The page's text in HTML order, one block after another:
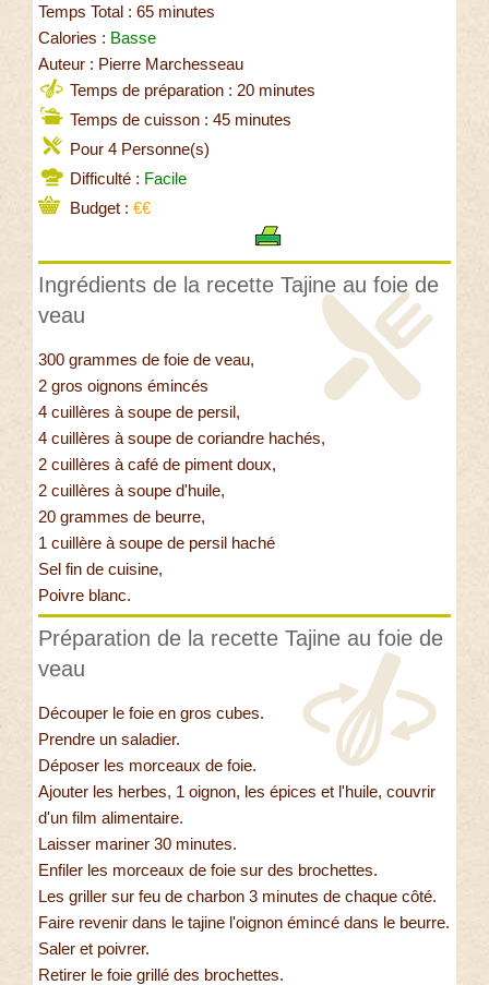
Temps Total : 65 minutes
Calories : Basse
Auteur : Pierre Marchesseau
Temps de préparation : 20 minutes
Temps de cuisson : 45 minutes
Pour 4 Personne(s)
Difficulté : Facile
Budget : €€
Ingrédients de la recette Tajine au foie de
veau
300 grammes de foie de veau,
2 gros oignons émincés
4 cuillères à soupe de persil,
4 cuillères à soupe de coriandre hachés,
2 cuillères à café de piment doux,
2 cuillères à soupe d'huile,
20 grammes de beurre,
1 cuillère à soupe de persil haché
Sel fin de cuisine,
Poivre blanc.
Préparation de la recette Tajine au foie de
veau
Découper le foie en gros cubes.
Prendre un saladier.
Déposer les morceaux de foie.
Ajouter les herbes, 1 oignon, les épices et l'huile, couvrir
d'un film alimentaire.
Laisser mariner 30 minutes.
Enfiler les morceaux de foie sur des brochettes.
Les griller sur feu de charbon 3 minutes de chaque côté.
Faire revenir dans le tajine l'oignon émincé dans le beurre.
Saler et poivrer.
Retirer le foie grillé des brochettes.